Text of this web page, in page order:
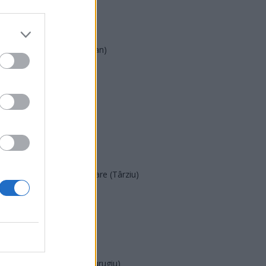
UDMR
PMP (Tomac)
Forța Dreptei (L. Orban)
PNȚMM
SENS
POT (Gavrilă)
Acțiunea Conservatoare (Târziu)
PDF (Lazarus)
Partidul Patrioților (Surugiu)